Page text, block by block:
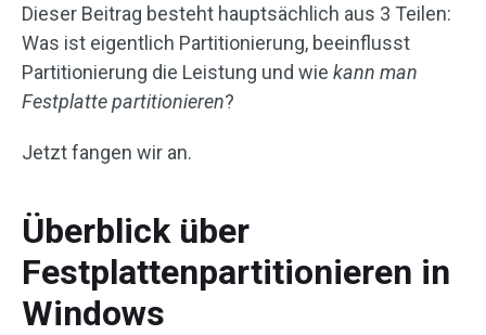
Dieser Beitrag besteht hauptsächlich aus 3 Teilen:
Was ist eigentlich Partitionierung, beeinflusst
Partitionierung die Leistung und wie kann man
Festplatte partitionieren?
Jetzt fangen wir an.
Überblick über
Festplattenpartitionieren in
Windows